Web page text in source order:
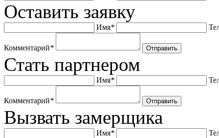
Оставить заявку
Имя*
Комментарий* Отправить
Стать партнером
Имя*
Комментарий* Отправить
Вызвать замерщика
Имя*